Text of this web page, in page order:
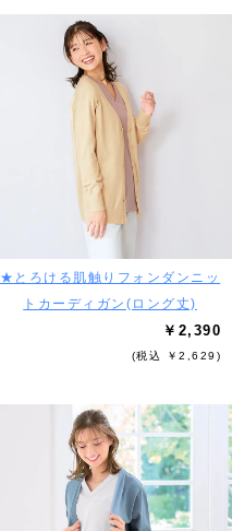
★とろける肌触りフォンダンニッ
トカーディガン(ロング丈)
￥2,390
(税込 ￥2,629)